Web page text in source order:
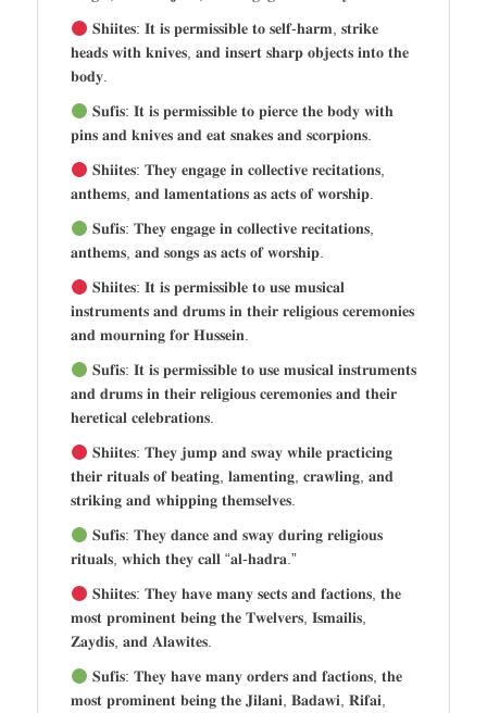
𝐒𝐡𝐢𝐢𝐭𝐞𝐬: 𝐈𝐭 𝐢𝐬 𝐩𝐞𝐫𝐦𝐢𝐬𝐬𝐢𝐛𝐥𝐞 𝐭𝐨 𝐬𝐞𝐥𝐟-𝐡𝐚𝐫𝐦, 𝐬𝐭𝐫𝐢𝐤𝐞
𝐡𝐞𝐚𝐝𝐬 𝐰𝐢𝐭𝐡 𝐤𝐧𝐢𝐯𝐞𝐬, 𝐚𝐧𝐝 𝐢𝐧𝐬𝐞𝐫𝐭 𝐬𝐡𝐚𝐫𝐩 𝐨𝐛𝐣𝐞𝐜𝐭𝐬 𝐢𝐧𝐭𝐨 𝐭𝐡𝐞
𝐛𝐨𝐝𝐲.
𝐒𝐮𝐟𝐢𝐬: 𝐈𝐭 𝐢𝐬 𝐩𝐞𝐫𝐦𝐢𝐬𝐬𝐢𝐛𝐥𝐞 𝐭𝐨 𝐩𝐢𝐞𝐫𝐜𝐞 𝐭𝐡𝐞 𝐛𝐨𝐝𝐲 𝐰𝐢𝐭𝐡
𝐩𝐢𝐧𝐬 𝐚𝐧𝐝 𝐤𝐧𝐢𝐯𝐞𝐬 𝐚𝐧𝐝 𝐞𝐚𝐭 𝐬𝐧𝐚𝐤𝐞𝐬 𝐚𝐧𝐝 𝐬𝐜𝐨𝐫𝐩𝐢𝐨𝐧𝐬.
𝐒𝐡𝐢𝐢𝐭𝐞𝐬: 𝐓𝐡𝐞𝐲 𝐞𝐧𝐠𝐚𝐠𝐞 𝐢𝐧 𝐜𝐨𝐥𝐥𝐞𝐜𝐭𝐢𝐯𝐞 𝐫𝐞𝐜𝐢𝐭𝐚𝐭𝐢𝐨𝐧𝐬,
𝐚𝐧𝐭𝐡𝐞𝐦𝐬, 𝐚𝐧𝐝 𝐥𝐚𝐦𝐞𝐧𝐭𝐚𝐭𝐢𝐨𝐧𝐬 𝐚𝐬 𝐚𝐜𝐭𝐬 𝐨𝐟 𝐰𝐨𝐫𝐬𝐡𝐢𝐩.
𝐒𝐮𝐟𝐢𝐬: 𝐓𝐡𝐞𝐲 𝐞𝐧𝐠𝐚𝐠𝐞 𝐢𝐧 𝐜𝐨𝐥𝐥𝐞𝐜𝐭𝐢𝐯𝐞 𝐫𝐞𝐜𝐢𝐭𝐚𝐭𝐢𝐨𝐧𝐬,
𝐚𝐧𝐭𝐡𝐞𝐦𝐬, 𝐚𝐧𝐝 𝐬𝐨𝐧𝐠𝐬 𝐚𝐬 𝐚𝐜𝐭𝐬 𝐨𝐟 𝐰𝐨𝐫𝐬𝐡𝐢𝐩.
𝐒𝐡𝐢𝐢𝐭𝐞𝐬: 𝐈𝐭 𝐢𝐬 𝐩𝐞𝐫𝐦𝐢𝐬𝐬𝐢𝐛𝐥𝐞 𝐭𝐨 𝐮𝐬𝐞 𝐦𝐮𝐬𝐢𝐜𝐚𝐥
𝐢𝐧𝐬𝐭𝐫𝐮𝐦𝐞𝐧𝐭𝐬 𝐚𝐧𝐝 𝐝𝐫𝐮𝐦𝐬 𝐢𝐧 𝐭𝐡𝐞𝐢𝐫 𝐫𝐞𝐥𝐢𝐠𝐢𝐨𝐮𝐬 𝐜𝐞𝐫𝐞𝐦𝐨𝐧𝐢𝐞𝐬
𝐚𝐧𝐝 𝐦𝐨𝐮𝐫𝐧𝐢𝐧𝐠 𝐟𝐨𝐫 𝐇𝐮𝐬𝐬𝐞𝐢𝐧.
𝐒𝐮𝐟𝐢𝐬: 𝐈𝐭 𝐢𝐬 𝐩𝐞𝐫𝐦𝐢𝐬𝐬𝐢𝐛𝐥𝐞 𝐭𝐨 𝐮𝐬𝐞 𝐦𝐮𝐬𝐢𝐜𝐚𝐥 𝐢𝐧𝐬𝐭𝐫𝐮𝐦𝐞𝐧𝐭𝐬
𝐚𝐧𝐝 𝐝𝐫𝐮𝐦𝐬 𝐢𝐧 𝐭𝐡𝐞𝐢𝐫 𝐫𝐞𝐥𝐢𝐠𝐢𝐨𝐮𝐬 𝐜𝐞𝐫𝐞𝐦𝐨𝐧𝐢𝐞𝐬 𝐚𝐧𝐝 𝐭𝐡𝐞𝐢𝐫
𝐡𝐞𝐫𝐞𝐭𝐢𝐜𝐚𝐥 𝐜𝐞𝐥𝐞𝐛𝐫𝐚𝐭𝐢𝐨𝐧𝐬.
𝐒𝐡𝐢𝐢𝐭𝐞𝐬: 𝐓𝐡𝐞𝐲 𝐣𝐮𝐦𝐩 𝐚𝐧𝐝 𝐬𝐰𝐚𝐲 𝐰𝐡𝐢𝐥𝐞 𝐩𝐫𝐚𝐜𝐭𝐢𝐜𝐢𝐧𝐠
𝐭𝐡𝐞𝐢𝐫 𝐫𝐢𝐭𝐮𝐚𝐥𝐬 𝐨𝐟 𝐛𝐞𝐚𝐭𝐢𝐧𝐠, 𝐥𝐚𝐦𝐞𝐧𝐭𝐢𝐧𝐠, 𝐜𝐫𝐚𝐰𝐥𝐢𝐧𝐠, 𝐚𝐧𝐝
𝐬𝐭𝐫𝐢𝐤𝐢𝐧𝐠 𝐚𝐧𝐝 𝐰𝐡𝐢𝐩𝐩𝐢𝐧𝐠 𝐭𝐡𝐞𝐦𝐬𝐞𝐥𝐯𝐞𝐬.
𝐒𝐮𝐟𝐢𝐬: 𝐓𝐡𝐞𝐲 𝐝𝐚𝐧𝐜𝐞 𝐚𝐧𝐝 𝐬𝐰𝐚𝐲 𝐝𝐮𝐫𝐢𝐧𝐠 𝐫𝐞𝐥𝐢𝐠𝐢𝐨𝐮𝐬
𝐫𝐢𝐭𝐮𝐚𝐥𝐬, 𝐰𝐡𝐢𝐜𝐡 𝐭𝐡𝐞𝐲 𝐜𝐚𝐥𝐥 “𝐚𝐥-𝐡𝐚𝐝𝐫𝐚.”
𝐒𝐡𝐢𝐢𝐭𝐞𝐬: 𝐓𝐡𝐞𝐲 𝐡𝐚𝐯𝐞 𝐦𝐚𝐧𝐲 𝐬𝐞𝐜𝐭𝐬 𝐚𝐧𝐝 𝐟𝐚𝐜𝐭𝐢𝐨𝐧𝐬, 𝐭𝐡𝐞
𝐦𝐨𝐬𝐭 𝐩𝐫𝐨𝐦𝐢𝐧𝐞𝐧𝐭 𝐛𝐞𝐢𝐧𝐠 𝐭𝐡𝐞 𝐓𝐰𝐞𝐥𝐯𝐞𝐫𝐬, 𝐈𝐬𝐦𝐚𝐢𝐥𝐢𝐬,
𝐙𝐚𝐲𝐝𝐢𝐬, 𝐚𝐧𝐝 𝐀𝐥𝐚𝐰𝐢𝐭𝐞𝐬.
𝐒𝐮𝐟𝐢𝐬: 𝐓𝐡𝐞𝐲 𝐡𝐚𝐯𝐞 𝐦𝐚𝐧𝐲 𝐨𝐫𝐝𝐞𝐫𝐬 𝐚𝐧𝐝 𝐟𝐚𝐜𝐭𝐢𝐨𝐧𝐬, 𝐭𝐡𝐞
𝐦𝐨𝐬𝐭 𝐩𝐫𝐨𝐦𝐢𝐧𝐞𝐧𝐭 𝐛𝐞𝐢𝐧𝐠 𝐭𝐡𝐞 𝐉𝐢𝐥𝐚𝐧𝐢, 𝐁𝐚𝐝𝐚𝐰𝐢, 𝐑𝐢𝐟𝐚𝐢,